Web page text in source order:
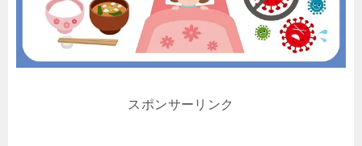
スポンサーリンク